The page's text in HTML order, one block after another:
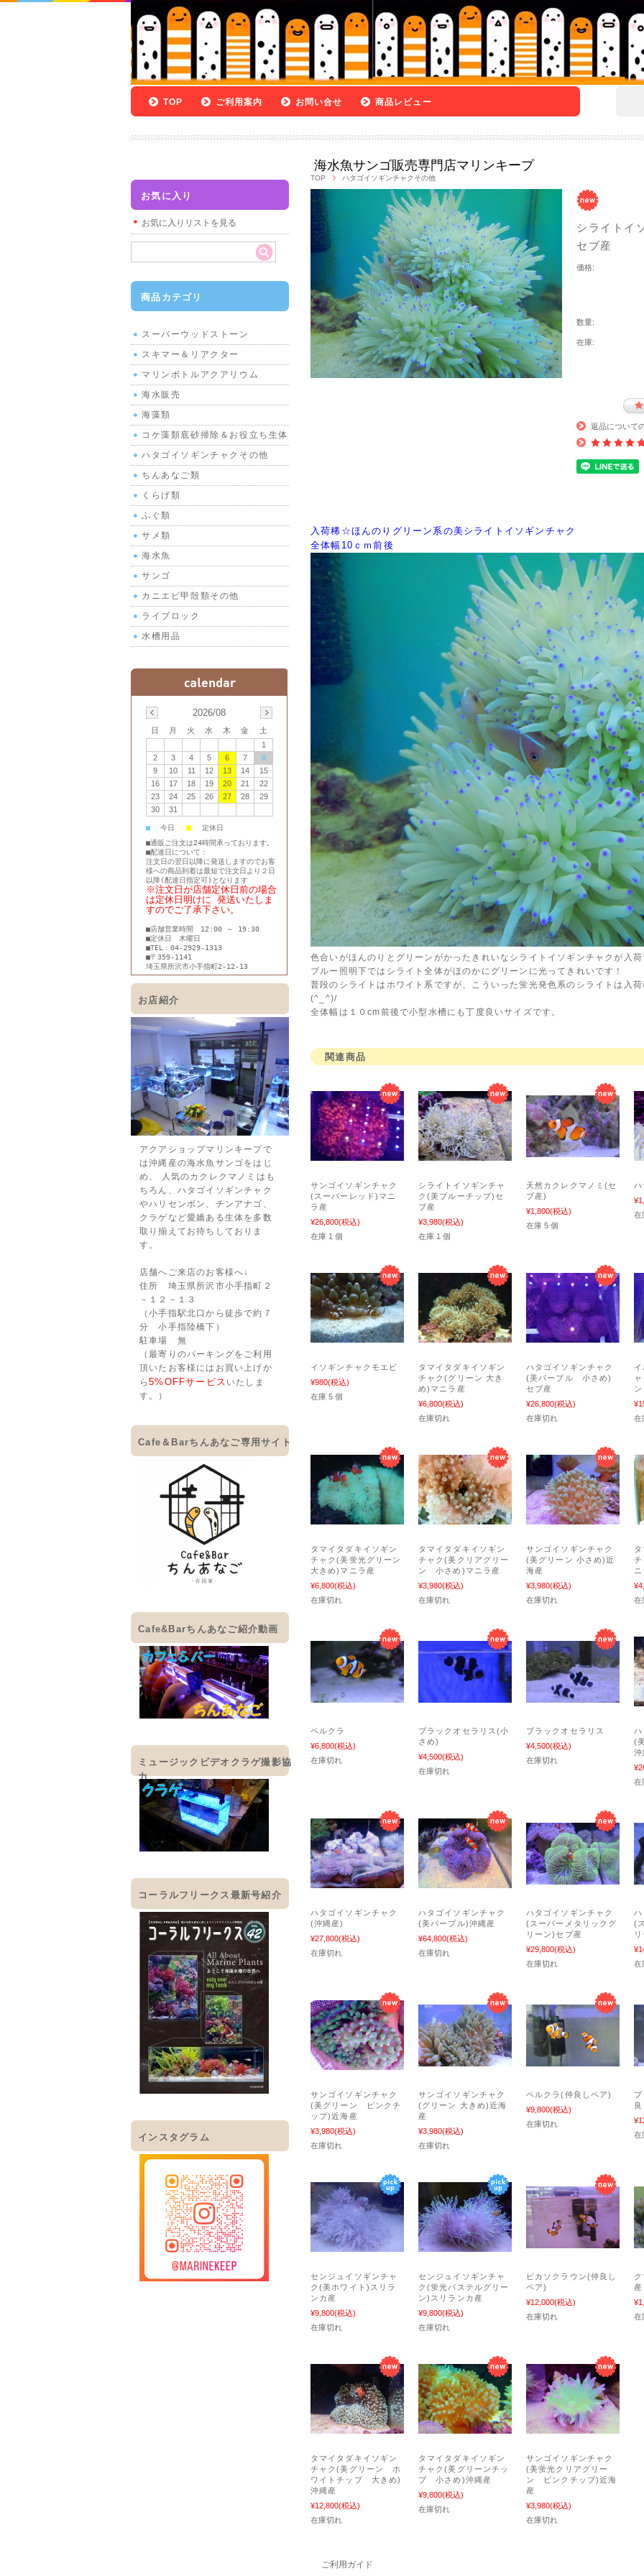
TOP ご利用案内 お問い合せ 商品レビュー
海水魚サンゴ販売専門店マリンキープ
TOP ハタゴイソギンチャクその他
シライトイ
セブ産
価格:
数量:
在庫:
返品について
入荷稀☆ほんのりグリーン系の美シライトイソギンチャク
全体幅10ｃｍ前後
色合いがほんのりとグリーンがかったきれいなシライトイソギンチャクが入
ブルー照明下ではシライト全体がほのかにグリーンに光ってきれいです！
普段のシライトはホワイト系ですが、こういった蛍光発色系のシライトは入
(^_^)/
全体幅は１０cm前後で小型水槽にも丁度良いサイズです。
関連商品
サンゴイソギンチャク
(スーパーレッド)マニ
ラ産
¥26,800(税込)
在庫 1 個
シライトイソギンチャ
ク(美ブルーチップ)セ
ブ産
¥3,980(税込)
在庫 1 個
天然カクレクマノミ(セ
ブ産)
¥1,800(税込)
在庫 5 個
ハ
在
イソギンチャクモエビ
¥980(税込)
在庫 5 個
タマイタダキイソギン
チャク(グリーン 大き
め)マニラ産
¥6,800(税込)
在庫切れ
ハタゴイソギンチャク
(美パープル 小さめ)
セブ産
¥26,800(税込)
在庫切れ
在
タマイタダキイソギン
チャク(美蛍光グリーン
大きめ)マニラ産
¥6,800(税込)
在庫切れ
タマイタダキイソギン
チャク(美クリアグリー
ン 小さめ)マニラ産
¥3,980(税込)
在庫切れ
サンゴイソギンチャク
(美グリーン 小さめ)近
海産
¥3,980(税込)
在庫切れ
在
ペルクラ
¥6,800(税込)
在庫切れ
ブラックオセラリス(小
さめ)
¥4,500(税込)
在庫切れ
ブラックオセラリス
¥4,500(税込)
在庫切れ
ハ
(
沖
在
ハタゴイソギンチャク
(沖縄産)
¥27,800(税込)
在庫切れ
ハタゴイソギンチャク
(美パープル)沖縄産
¥64,800(税込)
在庫切れ
ハタゴイソギンチャク
(スーパーメタリックグ
リーン)セブ産
¥29,800(税込)
在庫切れ
ハ
(
在
サンゴイソギンチャク
(美グリーン ピンクチ
ップ)近海産
¥3,980(税込)
在庫切れ
サンゴイソギンチャク
(グリーン 大きめ)近海
産
¥3,980(税込)
在庫切れ
ペルクラ(仲良しペア)
¥9,800(税込)
在庫切れ
在
センジュイソギンチャ
ク(美ホワイト)スリラ
ンカ産
¥9,800(税込)
在庫切れ
センジュイソギンチャ
ク(蛍光パステルグリー
ン)スリランカ産
¥9,800(税込)
在庫切れ
ピカソクラウン(仲良し
ペア)
¥12,000(税込)
在庫切れ
産
在
タマイタダキイソギン
チャク(美グリーン ホ
ワイトチップ 大きめ)
沖縄産
¥12,800(税込)
在庫切れ
タマイタダキイソギン
チャク(美グリーンチッ
プ 小さめ)沖縄産
¥9,800(税込)
在庫切れ
サンゴイソギンチャク
(美蛍光クリアグリー
ン ピンクチップ)近海
産
¥3,980(税込)
在庫切れ
ご利用ガイド
お気に入り
お気に入りリストを見る
商品カテゴリ
スーパーウッドストーン
スキマー＆リアクター
マリンボトルアクアリウム
海水販売
海藻類
コケ藻類底砂掃除＆お役立ち生体
ハタゴイソギンチャクその他
ちんあなご類
くらげ類
ふぐ類
サメ類
海水魚
サンゴ
カニエビ甲殻類その他
ライブロック
水槽用品
2026/08
日 月 火 水 木 金
土
1
2
3 4 5 6 7
8
9
10 11 12 13 14
15
16
17 18 19 20 21
22
23
24 25 26 27 28
29
30
31
■ 今日 ■
定休日
■通販ご注文は24時間承っております。
■配達日について：
注文日の翌日以降に発送しますのでお客
様への商品到着は最短で注文日より２日
以降(配達日指定可)となります
※注文日が店舗定休日前の場合
は定休日明けに 発送いたしま
すのでご了承下さい。
■店舗営業時間 12:00 ～ 19:30
■定休日 木曜日
■TEL：04-2929-1313
■〒359-1141
埼玉県所沢市小手指町2-12-13
お店紹介
アクアショップマリンキープで
は沖縄産の海水魚サンゴをはじ
め、 人気のカクレクマノミはも
ちろん、ハタゴイソギンチャク
やハリセンボン、チンアナゴ、
クラゲなど愛嬌ある生体を多数
取り揃えてお待ちしておりま
す。
店舗へご来店のお客様へ↓
住所 埼玉県所沢市小手指町２
－１２－１３
（小手指駅北口から徒歩で約７
分 小手指陸橋下）
駐車場 無
（最寄りのパーキングをご利用
頂いたお客様にはお買い上げか
ら5%OFFサービス いたしま
す。）
Cafe＆Barちんあなご専用サイト
Cafe&Barちんあなご紹介動画
ミュージックビデオクラゲ撮影協
力
コーラルフリークス最新号紹介
インスタグラム